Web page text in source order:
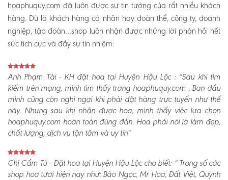
hoaphuquy.com đã luôn được sự tin tưởng của rất nhiều khách
hàng. Dù là khách hàng cá nhân hay đoàn thể, công ty, doanh
nghiệp, tập đoàn…shop luôn nhận được những lời phản hồi hết
sức tích cực và đầy sự tín nhiệm:
Anh Phạm Tài - KH đặt hoa tại Huyện Hậu Lộc :“Sau khi tìm
kiếm trên mạng, mình tìm thấy trang hoaphuquy.com . Ban đầu
mình cũng còn nghi ngại khi phải đặt hàng trực tuyến như thế
này. Nhưng sau khi nhận được hoa, mình thấy việc lựa chọn
hoaphuquy.com hoàn toàn đúng đắn. Hoa phải nói là làm đẹp,
chất lượng, dịch vụ tận tâm và uy tín"
Chị Cẩm Tú - Đặt hoa tại Huyện Hậu Lộc cho biết:“ Trong số các
shop hoa tươi hiện nay như: Bảo Ngọc, Mr Hoa, Đất Việt, Quỳnh